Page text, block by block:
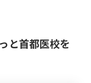
と首都医校を